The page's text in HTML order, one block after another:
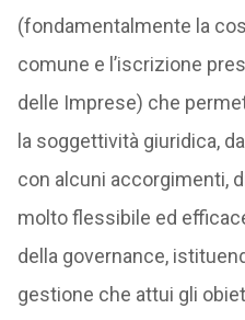
(fondamentalmente la
comune e l’iscrizione
delle Imprese) che
la soggettività giuridica,
con alcuni accorgimenti,
molto flessibile ed
della governance,
gestione che attui gli